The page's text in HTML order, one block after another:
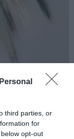
third parties, or
for
opt-out